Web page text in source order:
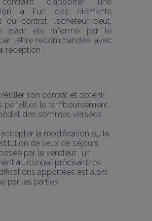
à l'un des éléments
du contrat, l'acheteur peut,
avoir été informé par le
lettre recommandée avec
réception :
son contrat et obtenir
pénalités le remboursement
des sommes versées
la modification ou la
de lieux de séjours
par le vendeur : un
au contrat précisant les
apportées est alors
par les parties.